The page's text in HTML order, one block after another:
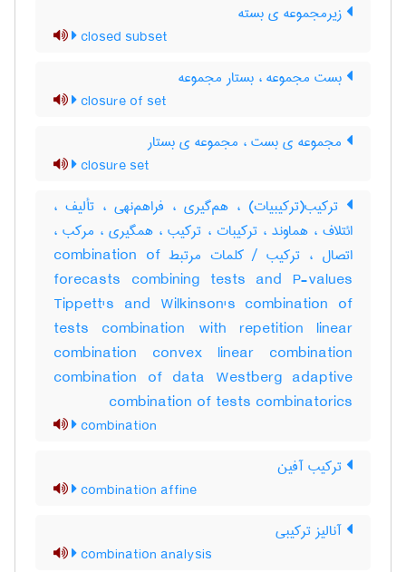
زیرمجموعه ی بسته
closed subset
بست مجموعه ، بستار مجموعه
closure of set
مجموعه ی بست ، مجموعه ی بستار
closure set
ترکیب(ترکیبیات) ، هم‌گیری ، فراهم‌نهی ، تألیف ،
ائتلاف ، هماوند ، ترکیبات ، ترکیب ، همگیری ، مرکب ،
اتصال ، ترکیب / کلمات مرتبط combination of
forecasts combining tests and P-values
Tippett's and Wilkinson's combination of
tests combination with repetition linear
combination convex linear combination
combination of data Westberg adaptive
combination of tests combinatorics
combination
ترکیب آفین
combination affine
آنالیز ترکیبی
combination analysis